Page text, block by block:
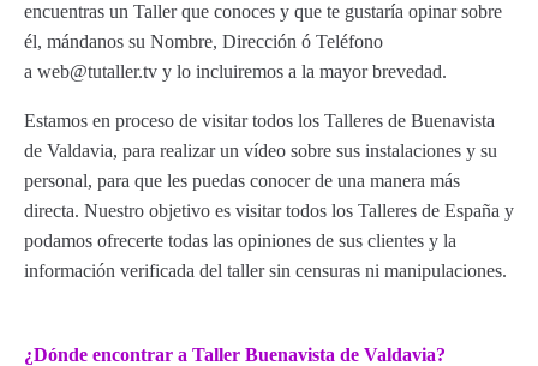
encuentras un Taller que conoces y que te gustaría opinar sobre
él, mándanos su Nombre, Dirección ó Teléfono
a web@tutaller.tv y lo incluiremos a la mayor brevedad.
Estamos en proceso de visitar todos los Talleres de Buenavista
de Valdavia, para realizar un vídeo sobre sus instalaciones y su
personal, para que les puedas conocer de una manera más
directa. Nuestro objetivo es visitar todos los Talleres de España y
podamos ofrecerte todas las opiniones de sus clientes y la
información verificada del taller sin censuras ni manipulaciones.
¿Dónde encontrar a Taller Buenavista de Valdavia?